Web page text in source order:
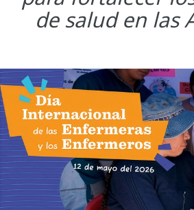
de salud en las